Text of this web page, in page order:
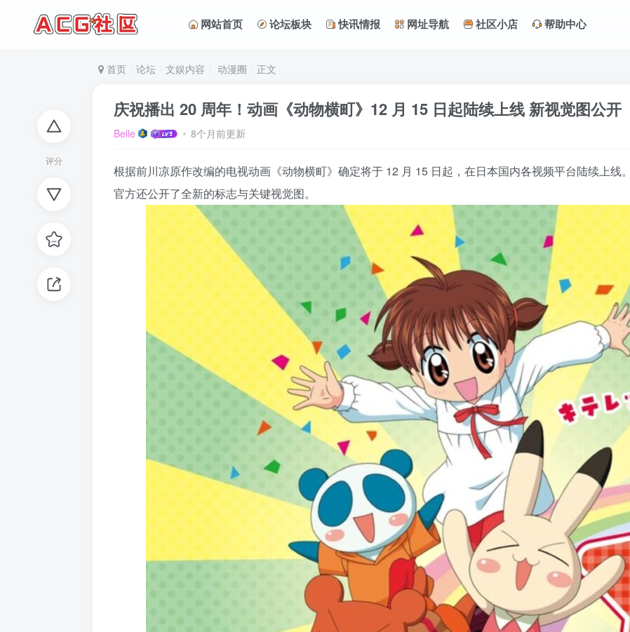
网站首页 论坛板块 快讯情报 网址导航 社区小店 帮助中心
评分
首页 论坛 文娱内容 动漫圈 正文
庆祝播出 20 周年！动画《动物横町》12 月 15 日起陆续上线 新视觉图公开
Belle 8个月前更新
根据前川凉原作改编的电视动画《动物横町》确定将于 12 月 15 日起，在日本国内各视频平台陆续上线
官方还公开了全新的标志与关键视觉图。